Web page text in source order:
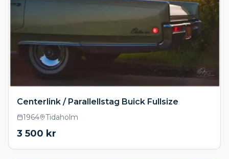
Centerlink / Parallellstag Buick Fullsize
1964 Tidaholm
3 500 kr